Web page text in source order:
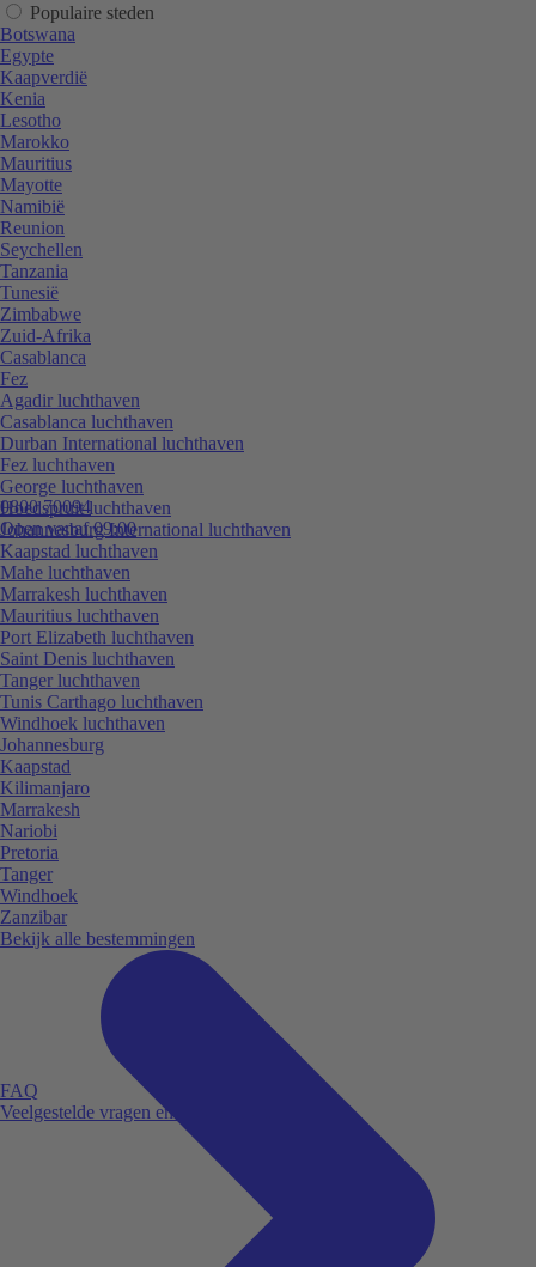
0800 70094
Open vanaf 09:00
FAQ
Veelgestelde vragen en antwoorden.
Populaire steden
Botswana
Egypte
Kaapverdië
Kenia
Lesotho
Marokko
Mauritius
Mayotte
Namibië
Reunion
Seychellen
Tanzania
Tunesië
Zimbabwe
Zuid-Afrika
Casablanca
Fez
Agadir luchthaven
Casablanca luchthaven
Durban International luchthaven
Fez luchthaven
George luchthaven
Hoedspruit luchthaven
Johannesburg International luchthaven
Kaapstad luchthaven
Mahe luchthaven
Marrakesh luchthaven
Mauritius luchthaven
Port Elizabeth luchthaven
Saint Denis luchthaven
Tanger luchthaven
Tunis Carthago luchthaven
Windhoek luchthaven
Johannesburg
Kaapstad
Kilimanjaro
Marrakesh
Nariobi
Pretoria
Tanger
Windhoek
Zanzibar
Bekijk alle bestemmingen